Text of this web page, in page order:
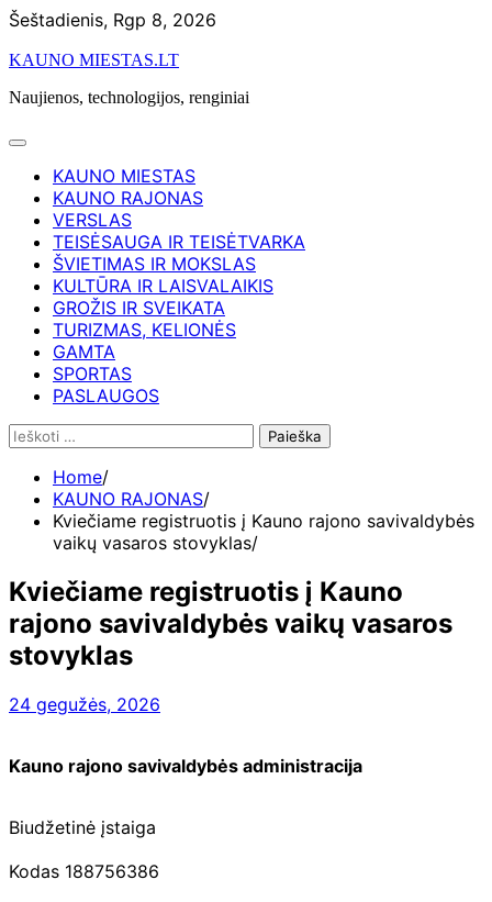
Skip
content
Šeštadienis, Rgp 8, 2026
KAUNO MIESTAS.LT
Naujienos, technologijos, renginiai
KAUNO MIESTAS
KAUNO RAJONAS
VERSLAS
TEISĖSAUGA IR TEISĖTVARKA
ŠVIETIMAS IR MOKSLAS
KULTŪRA IR LAISVALAIKIS
GROŽIS IR SVEIKATA
TURIZMAS, KELIONĖS
GAMTA
SPORTAS
PASLAUGOS
Ieškoti:
Home
KAUNO RAJONAS
Kviečiame registruotis į Kauno rajono savivaldybės
vaikų vasaros stovyklas
Kviečiame registruotis į Kauno
rajono savivaldybės vaikų vasaros
stovyklas
24 gegužės, 2026
Kauno rajono savivaldybės administracija
Biudžetinė įstaiga
Kodas 188756386